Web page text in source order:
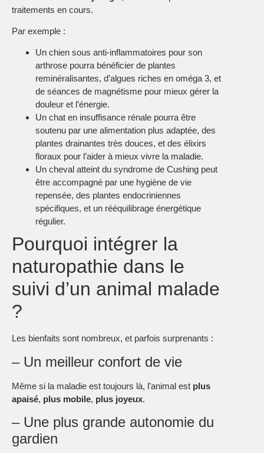
traitements en cours.
Par exemple :
Un chien sous anti-inflammatoires pour son
arthrose pourra bénéficier de plantes
reminéralisantes, d’algues riches en oméga 3, et
de séances de magnétisme pour mieux gérer la
douleur et l’énergie.
Un chat en insuffisance rénale pourra être
soutenu par une alimentation plus adaptée, des
plantes drainantes très douces, et des élixirs
floraux pour l’aider à mieux vivre la maladie.
Un cheval atteint du syndrome de Cushing peut
être accompagné par une hygiène de vie
repensée, des plantes endocriniennes
spécifiques, et un rééquilibrage énergétique
régulier.
Pourquoi intégrer la
naturopathie dans le
suivi d’un animal malade
?
Les bienfaits sont nombreux, et parfois surprenants :
– Un meilleur confort de vie
Même si la maladie est toujours là, l’animal est plus
apaisé, plus mobile, plus joyeux.
– Une plus grande autonomie du
gardien